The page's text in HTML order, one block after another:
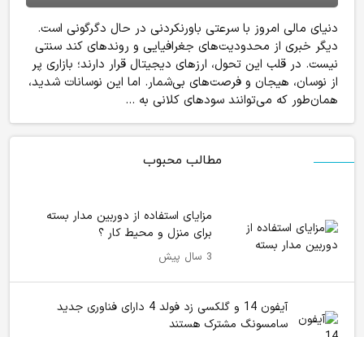
دنیای مالی امروز با سرعتی باورنکردنی در حال دگرگونی است.
دیگر خبری از محدودیت‌های جغرافیایی و روندهای کند سنتی
نیست. در قلب این تحول، ارزهای دیجیتال قرار دارند؛ بازاری پر
از نوسان، هیجان و فرصت‌های بی‌شمار. اما این نوسانات شدید،
همان‌طور که می‌توانند سودهای کلانی به ...
مطالب محبوب
مزایای استفاده از دوربین مدار بسته
برای منزل و محیط کار ؟
3 سال پیش
آیفون 14 و گلکسی زد فولد 4 دارای فناوری جدید
سامسونگ مشترک هستند